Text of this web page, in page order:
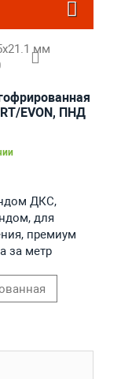
EVON, ПНД
ДКС,
для
премиум
за метр